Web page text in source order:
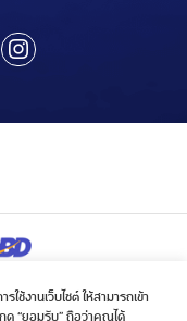
ช้งานเว็บไซต์ ให้สามารถเข้า
ด “ยอมรับ” ถือว่าคุณได้
นกิจการฮัจย์เลขที่ 1/2568